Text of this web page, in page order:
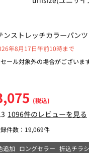
ンストレッチカラーパンツ
年8月17日午前10時まで
ール対象外の場合がございま
(税込)
1096件のレビューを見る
件数： 19,069件
追加 ロングセラー 折込チラシ